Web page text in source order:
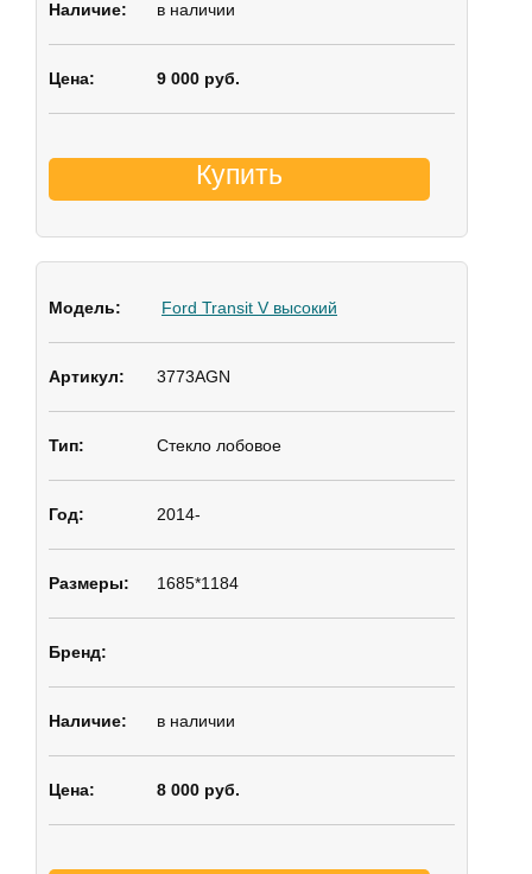
в наличии
9 000 руб.
Купить
Ford Transit V высокий
3773AGN
Стекло лобовое
2014-
1685*1184
в наличии
8 000 руб.